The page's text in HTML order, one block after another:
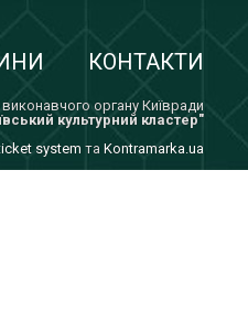
КОНТАКТИ
органу Київради
культурний кластер"
system та Kontramarka.ua